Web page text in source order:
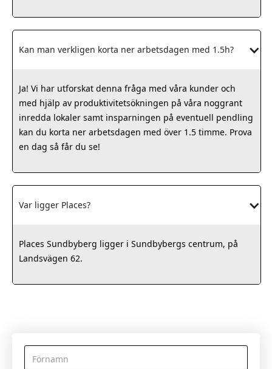
Kan man verkligen korta ner arbetsdagen med 1.5h?
Ja! Vi har utforskat denna fråga med våra kunder och
med hjälp av produktivitetsökningen på våra noggrant
inredda lokaler samt insparningen på eventuell pendling
kan du korta ner arbetsdagen med över 1.5 timme. Prova
en dag så får du se!
Var ligger Places?
Places Sundbyberg ligger i Sundbybergs centrum, på
Landsvägen 62.